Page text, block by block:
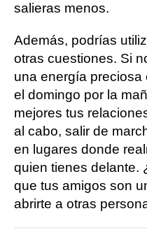
salieras menos.
Además, podrías
otras cuestiones. Si
una energía preciosa
el domingo por la
mejores tus
al cabo, salir de
en lugares donde
quien tienes delante.
que tus amigos son
abrirte a otras